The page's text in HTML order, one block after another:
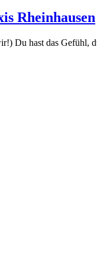
Rheinhausen
Du hast das Gefühl,